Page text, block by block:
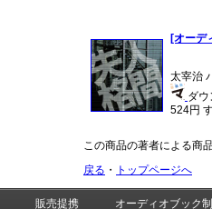
[オーデ
太宰治
ダ
524円
この商品の著者による商
戻る ・ トップページへ
販売提携 オーディオブック